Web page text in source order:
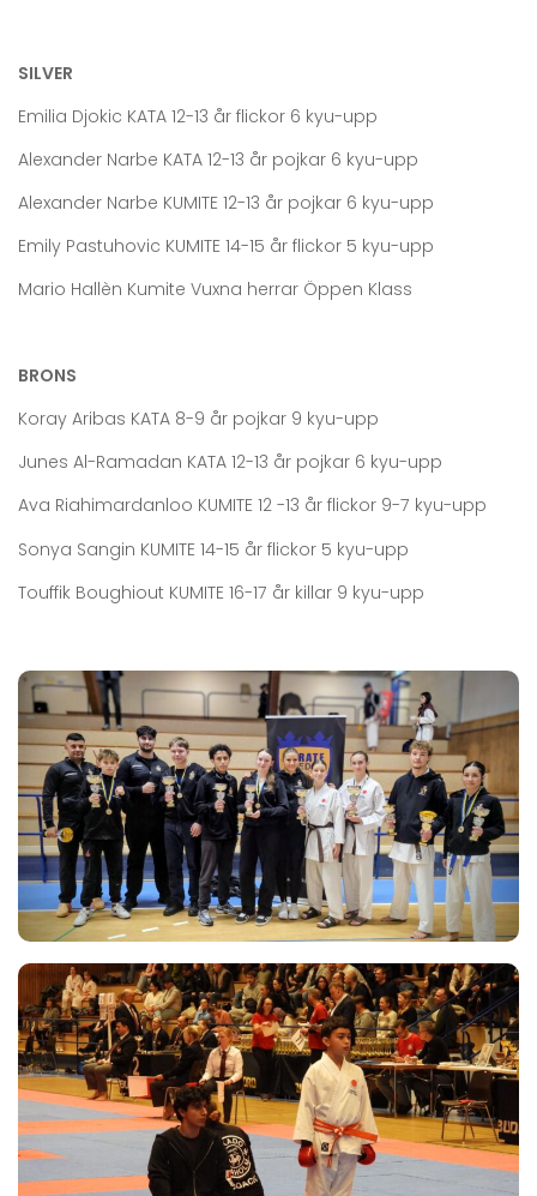
SILVER
Emilia Djokic KATA 12-13 år flickor 6 kyu-upp
Alexander Narbe KATA 12-13 år pojkar 6 kyu-upp
Alexander Narbe KUMITE 12-13 år pojkar 6 kyu-upp
Emily Pastuhovic KUMITE 14-15 år flickor 5 kyu-upp
Mario Hallèn Kumite Vuxna herrar Öppen Klass
BRONS
Koray Aribas KATA 8-9 år pojkar 9 kyu-upp
Junes Al-Ramadan KATA 12-13 år pojkar 6 kyu-upp
Ava Riahimardanloo KUMITE 12 -13 år flickor 9-7 kyu-upp
Sonya Sangin KUMITE 14-15 år flickor 5 kyu-upp
Touffik Boughiout KUMITE 16-17 år killar 9 kyu-upp